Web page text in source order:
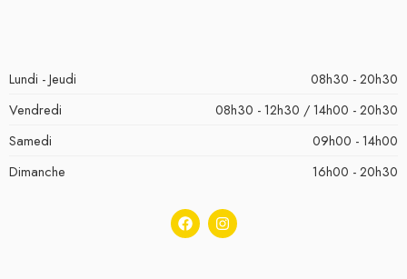
Lundi - Jeudi
08h30 - 20h30
Vendredi
08h30 - 12h30 / 14h00 - 20h30
Samedi
09h00 - 14h00
Dimanche
16h00 - 20h30